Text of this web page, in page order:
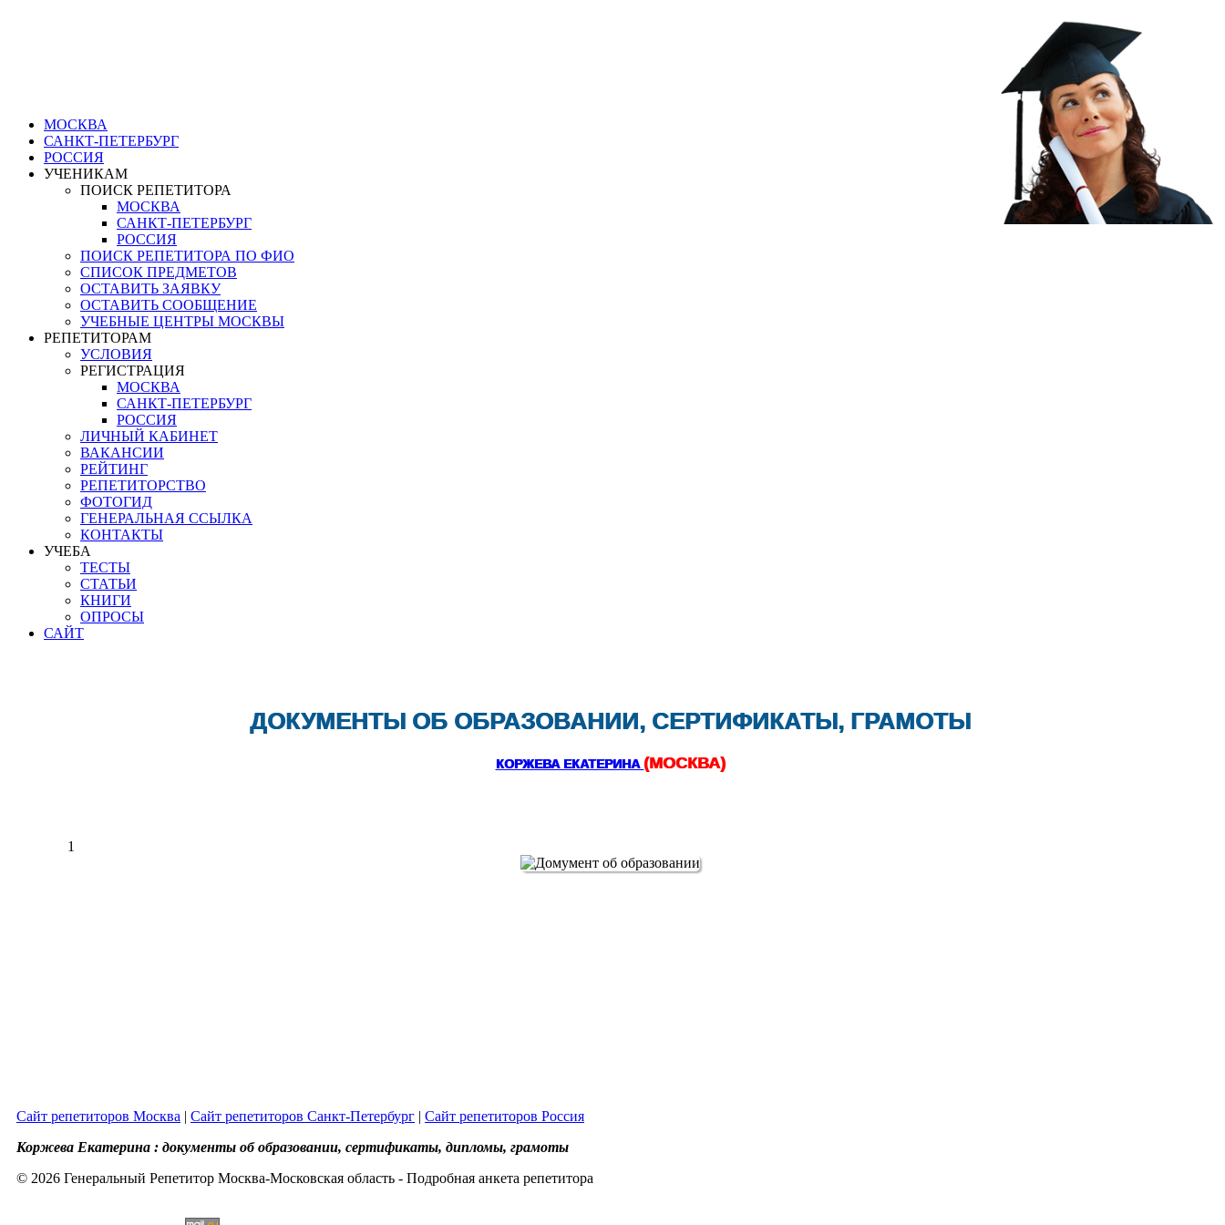
МОСКВА
САНКТ-ПЕТЕРБУРГ
РОССИЯ
УЧЕНИКАМ
ПОИСК РЕПЕТИТОРА
МОСКВА
САНКТ-ПЕТЕРБУРГ
РОССИЯ
ПОИСК РЕПЕТИТОРА ПО ФИО
СПИСОК ПРЕДМЕТОВ
ОСТАВИТЬ ЗАЯВКУ
ОСТАВИТЬ СООБЩЕНИЕ
УЧЕБНЫЕ ЦЕНТРЫ МОСКВЫ
РЕПЕТИТОРАМ
УСЛОВИЯ
РЕГИСТРАЦИЯ
МОСКВА
САНКТ-ПЕТЕРБУРГ
РОССИЯ
ЛИЧНЫЙ КАБИНЕТ
ВАКАНСИИ
РЕЙТИНГ
РЕПЕТИТОРСТВО
ФОТОГИД
ГЕНЕРАЛЬНАЯ ССЫЛКА
КОНТАКТЫ
УЧЕБА
ТЕСТЫ
СТАТЬИ
КНИГИ
ОПРОСЫ
САЙТ
ДОКУМЕНТЫ ОБ ОБРАЗОВАНИИ, СЕРТИФИКАТЫ, ГРАМОТЫ
КОРЖЕВА ЕКАТЕРИНА(МОСКВА)
1
Сайт репетиторов Москва | Сайт репетиторов Санкт-Петербург | Сайт репетиторов Россия
Коржева Екатерина : документы об образовании, сертификаты, дипломы, грамоты
© 2026 Генеральный Репетитор Москва-Московская область - Подробная анкета репетитора